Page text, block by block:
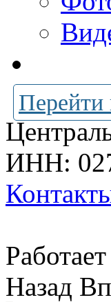
Перейти
ИНН:
Назад